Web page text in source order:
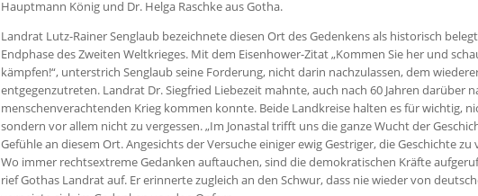
Hauptmann König und Dr. Helga Raschke aus Gotha.
Landrat Lutz-Rainer Senglaub bezeichnete diesen Ort des Gedenkens als historisch
Endphase des Zweiten Weltkrieges. Mit dem Eisenhower-Zitat „Kommen Sie her und
kämpfen!“, unterstrich Senglaub seine Forderung, nicht darin nachzulassen, dem
entgegenzutreten. Landrat Dr. Siegfried Liebezeit mahnte, auch nach 60 Jahren darüber
menschenverachtenden Krieg kommen konnte. Beide Landkreise halten es für wichtig,
sondern vor allem nicht zu vergessen. „Im Jonastal trifft uns die ganze Wucht der
Gefühle an diesem Ort. Angesichts der Versuche einiger ewig Gestriger, die Geschichte
Wo immer rechtsextreme Gedanken auftauchen, sind die demokratischen Kräfte
rief Gothas Landrat auf. Er erinnerte zugleich an den Schwur, dass nie wieder von